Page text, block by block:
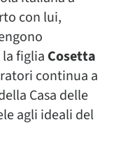
con lui,
figlia Cosetta
continua a
Casa delle
agli ideali del